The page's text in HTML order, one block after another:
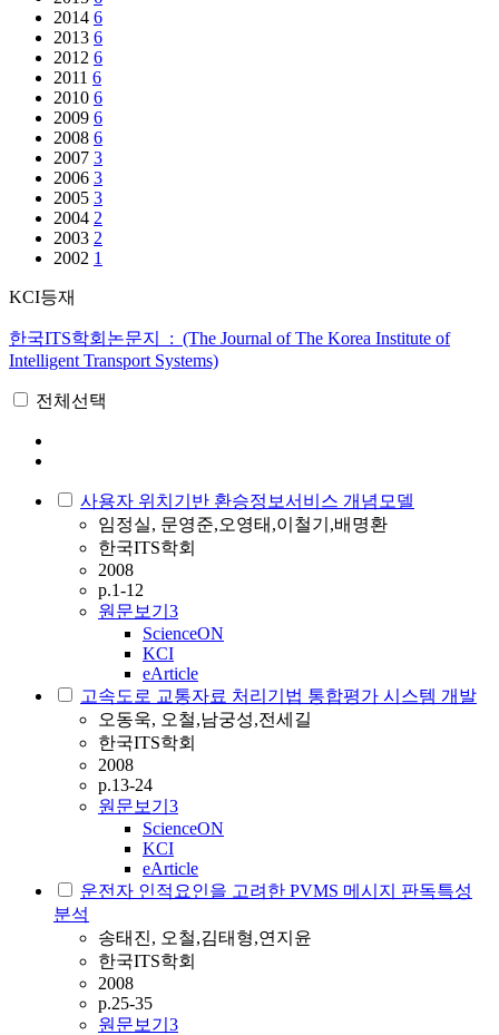
2014 6
2013 6
2012 6
2011 6
2010 6
2009 6
2008 6
2007 3
2006 3
2005 3
2004 2
2003 2
2002 1
KCI등재
한국ITS학회논문지 : (The Journal of The Korea Institute of
Intelligent Transport Systems)
전체선택
사용자 위치기반 환승정보서비스 개념모델
임정실, 문영준,오영태,이철기,배명환
한국ITS학회
2008
p.1-12
원문보기 3
ScienceON
KCI
eArticle
고속도로 교통자료 처리기법 통합평가 시스템 개발
오동욱, 오철,남궁성,전세길
한국ITS학회
2008
p.13-24
원문보기 3
ScienceON
KCI
eArticle
운전자 인적요인을 고려한 PVMS 메시지 판독특성
분석
송태진, 오철,김태형,연지윤
한국ITS학회
2008
p.25-35
원문보기 3